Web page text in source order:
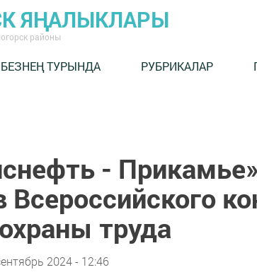
ЯҢАЛЫКЛАРЫ
районы
БЕЗНЕҢ ТУРЫНДА РУБРИКАЛАР
-
Всероссийского
труда
2024 - 12:46